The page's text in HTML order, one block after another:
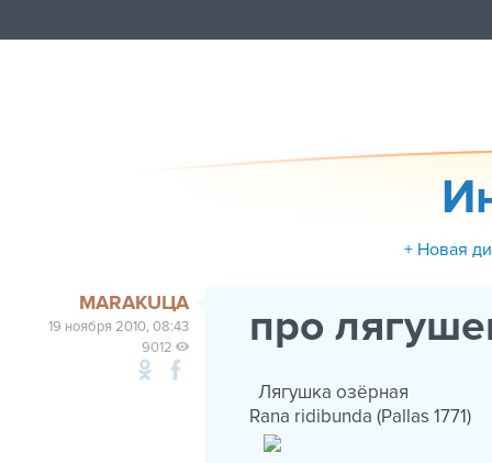
+ Новая
MARAKUЦА
19 ноября 2010, 08:43
9012
про
Лягушка озёрная
Rana ridibunda (Pallas 1771)